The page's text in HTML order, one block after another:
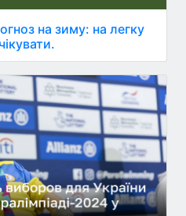
на зиму: на легку